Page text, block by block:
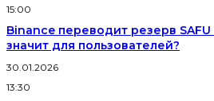
15:00
Binance переводит резерв SAFU
значит для пользователей?
30.01.2026
13:30